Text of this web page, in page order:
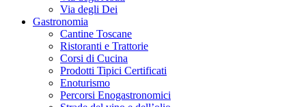
Via degli Dei
Gastronomia
Cantine Toscane
Ristoranti e Trattorie
Corsi di Cucina
Prodotti Tipici Certificati
Enoturismo
Percorsi Enogastronomici